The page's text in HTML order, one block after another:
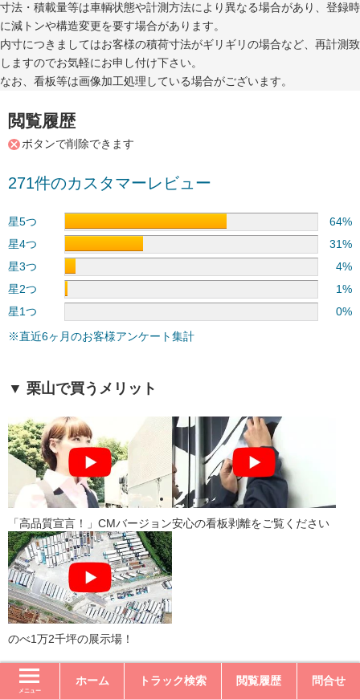
メニュー
ホーム トラック検索 閲覧履歴 問合せ
寸法・積載量等は車輌状態や計測方法により異なる場合があり、登録時
に減トンや構造変更を要す場合があります。
内寸につきましてはお客様の積荷寸法がギリギリの場合など、再計測致
しますのでお気軽にお申し付け下さい。
なお、看板等は画像加工処理している場合がございます。
閲覧履歴
ボタンで削除できます
271件のカスタマーレビュー
星5つ
64%
星4つ
31%
星3つ
4%
星2つ
1%
星1つ
0%
※直近6ヶ月のお客様アンケート集計
▼ 栗山で買うメリット
「高品質宣言！」CMバージョン安心の看板剥離をご覧ください
のべ1万2千坪の展示場！